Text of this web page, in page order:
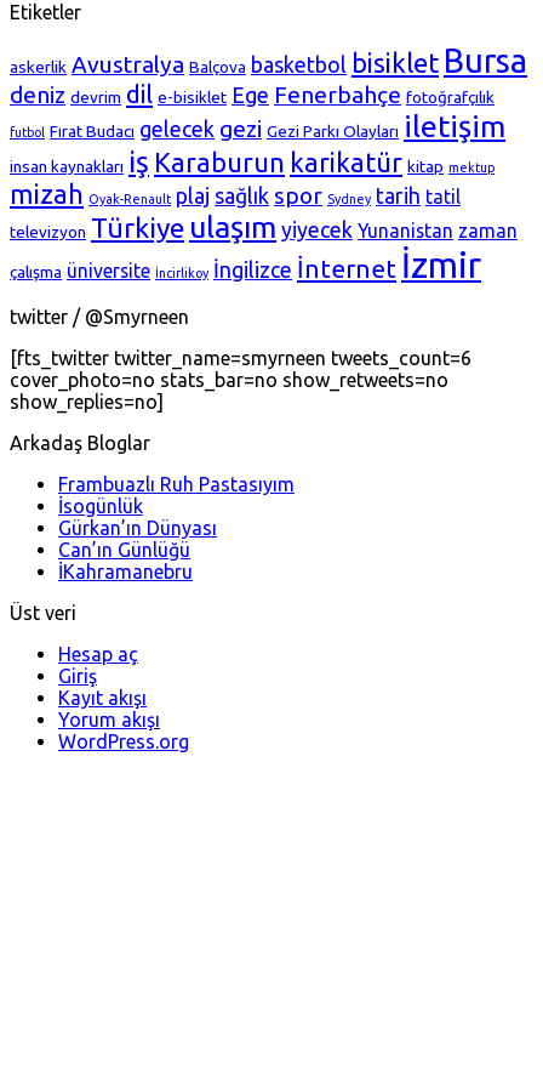
Etiketler
askerlik Avustralya Balçova basketbol bisiklet Bursa
deniz devrim dil e-bisiklet Ege Fenerbahçe fotoğrafçılık
futbol Fırat Budacı gelecek gezi Gezi Parkı Olayları iletişim
insan kaynakları iş Karaburun karikatür kitap mektup
mizah Oyak-Renault plaj sağlık spor Sydney tarih tatil
televizyon Türkiye ulaşım yiyecek Yunanistan zaman
çalışma üniversite İncirlikoy İngilizce İnternet İzmir
twitter / @Smyrneen
[fts_twitter twitter_name=smyrneen tweets_count=6
cover_photo=no stats_bar=no show_retweets=no
show_replies=no]
Arkadaş Bloglar
Frambuazlı Ruh Pastasıyım
İsogünlük
Gürkan’ın Dünyası
Can’ın Günlüğü
İKahramanebru
Üst veri
Hesap aç
Giriş
Kayıt akışı
Yorum akışı
WordPress.org